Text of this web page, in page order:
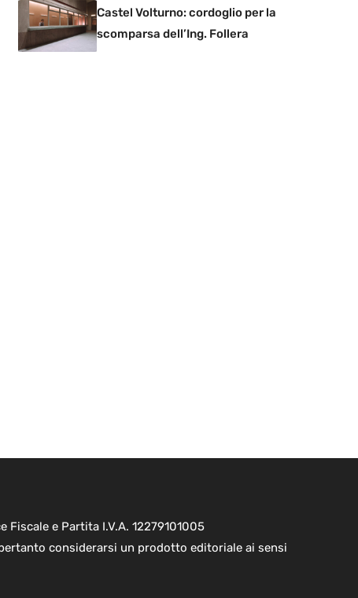
Castel Volturno: cordoglio per la
scomparsa dell’Ing. Follera
Fiscale e Partita I.V.A. 12279101005
considerarsi un prodotto editoriale ai sensi